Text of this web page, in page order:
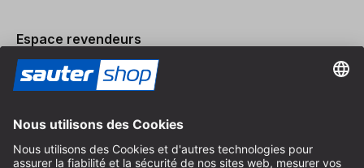
Espace revendeurs
Devenir revendeur